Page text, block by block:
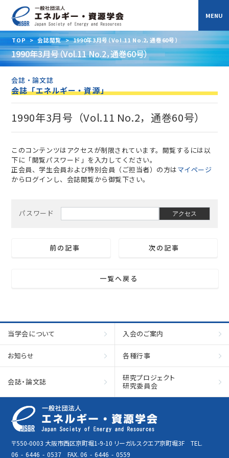
TOP > 会誌閲覧 > 1990年3月号（Vol.11 No.2，通巻60号）
1990年3月号（Vol.11 No.2，通巻60号）
会誌・論文誌
会誌「エネルギー・資源」
1990年3月号（Vol.11 No.2，通巻60号）
このコンテンツはアクセスが制限されています。閲覧するには以
下に「閲覧パスワード」を入力してください。
正会員、学生会員および特別会員（ご担当者）の方はマイページ
からログインし、会誌閲覧から御覧下さい。
前の記事
一覧へ戻る
次の記事
当学会について 入会のご案内
お知らせ 各種行事
会誌・論文誌
研究プロジェクト
研究委員会
〒550-0003 大阪市西区京町堀1-9-10 リーガルスクエア京町堀3F TEL.
06 - 6446 - 0537 FAX. 06 - 6446 - 0559